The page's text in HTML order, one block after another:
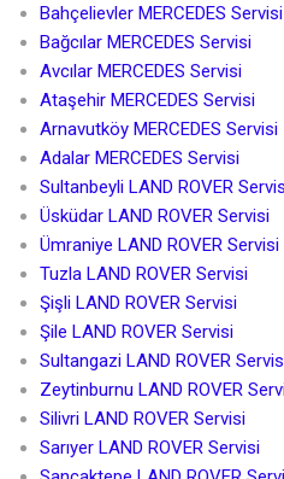
Bahçelievler MERCEDES Servisi
Bağcılar MERCEDES Servisi
Avcılar MERCEDES Servisi
Ataşehir MERCEDES Servisi
Arnavutköy MERCEDES Servisi
Adalar MERCEDES Servisi
Sultanbeyli LAND ROVER
Üsküdar LAND ROVER Servisi
Ümraniye LAND ROVER Servisi
Tuzla LAND ROVER Servisi
Şişli LAND ROVER Servisi
Şile LAND ROVER Servisi
Sultangazi LAND ROVER
Zeytinburnu LAND ROVER
Silivri LAND ROVER Servisi
Sarıyer LAND ROVER Servisi